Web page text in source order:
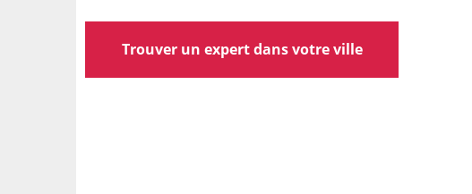
Trouver un expert dans votre ville